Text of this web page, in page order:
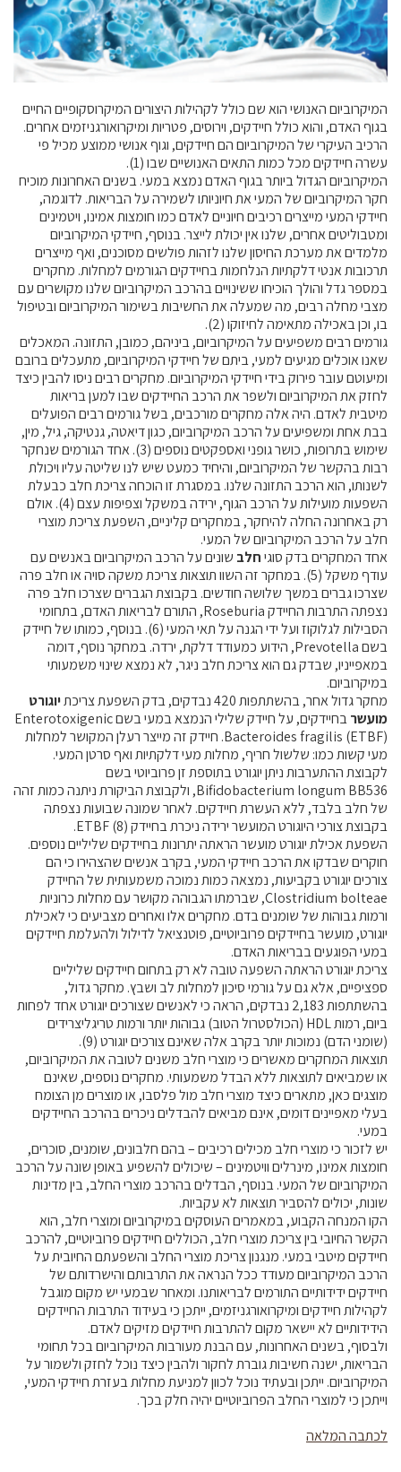
קול קורא ליצרנים חדשים – בקר / עיזים / כבשים
מכרזים
דרושים
צור קשר
חלב לכל המשפחה
אוכלים בכיף
משקים תיירותיים
פעילויות ומערכים
סיפורי המשקים
שעת סיפור
ראיונות
ערוץ היו-טיוב שלנו
קרנות מחקר
מידע מדעי על תזונה ובריאות
פרסומי מועצת החלב
סקירת מחקרים
חלב ומוצריו
רכיבים תזונתיים
חלב לכל גיל
בריאות העצם
חלב וספורט
מיתוסים נפוצים
אתר מקצועי לאנשי המקצוע
מאמרים על חלב
וובינרים לאנשי מקצוע
מידעונים
מחקרים
מתכונים
המיקרוביום האנושי הוא שם כולל לקהילות היצורים המיקרוסקופיים החיים
בגוף האדם, והוא כולל חיידקים, וירוסים, פטריות ומיקרואורגניזמים אחרים.
הרכיב העיקרי של המיקרוביום הם חיידקים, וגוף אנושי ממוצע מכיל פי
עשרה חיידקים מכל כמות התאים האנושיים שבו (1).
המיקרוביום הגדול ביותר בגוף האדם נמצא במעי. בשנים האחרונות מוכיח
חקר המיקרוביום של המעי את חיוניותו לשמירה על הבריאות. לדוגמה,
חיידקי המעי מייצרים רכיבים חיוניים לאדם כמו חומצות אמינו, ויטמינים
ומטבוליטים אחרים, שלנו אין יכולת לייצר. בנוסף, חיידקי המיקרוביום
מלמדים את מערכת החיסון שלנו לזהות פולשים מסוכנים, ואף מייצרים
תרכובות אנטי דלקתיות הנלחמות בחיידקים הגורמים למחלות. מחקרים
במספר גדל והולך הוכיחו ששינויים בהרכב המיקרוביום שלנו מקושרים עם
מצבי מחלה רבים, מה שמעלה את החשיבות בשימור המיקרוביום ובטיפול
בו, וכן באכילה מתאימה לחיזוקו (2).
גורמים רבים משפיעים על המיקרוביום, ביניהם, כמובן, התזונה. המאכלים
שאנו אוכלים מגיעים למעי, ביתם של חיידקי המיקרוביום, מתעכלים ברובם
ומיעוטם עובר פירוק בידי חיידקי המיקרוביום. מחקרים רבים ניסו להבין כיצד
לחזק את המיקרוביום ולשפר את הרכב החיידקים שבו למען בריאות
מיטבית לאדם. היה אלה מחקרים מורכבים, בשל גורמים רבים הפועלים
בבת אחת ומשפיעים על הרכב המיקרוביום, כגון דיאטה, גנטיקה, גיל, מין,
שימוש בתרופות, כושר גופני ואספקטים נוספים (3). אחד הגורמים שנחקר
רבות בהקשר של המיקרוביום, והיחיד כמעט שיש לנו שליטה עליו ויכולת
לשנותו, הוא הרכב התזונה שלנו. במסגרת זו הוכחה צריכת חלב כבעלת
השפעות מועילות על הרכב הגוף, ירידה במשקל וצפיפות עצם (4). אולם
רק באחרונה החלה להיחקר, במחקרים קליניים, השפעת צריכת מוצרי
חלב על הרכב המיקרוביום של המעי.
אחד המחקרים בדק סוגיחלב שונים על הרכב המיקרוביום באנשים עם
עודף משקל (5). במחקר זה השוו תוצאות צריכת משקה סויה או חלב פרה
שצרכו גברים במשך שלושה חודשים. בקבוצת הגברים שצרכו חלב פרה
נצפתה התרבות החיידק Roseburia, התורם לבריאות האדם, בתחומי
הסבילות לגלוקוז ועל ידי הגנה על תאי המעי (6). בנוסף, כמותו של חיידק
בשם Prevotella, הידוע כמעודד דלקת, ירדה. במחקר נוסף, דומה
במאפייניו, שבדק גם הוא צריכת חלב ניגר, לא נמצא שינוי משמעותי
במיקרוביום.
מחקר גדול אחר, בהשתתפות 420 נבדקים, בדק השפעת צריכת
יוגורט
מועשר
בחיידקים, על חיידק שלילי הנמצא במעי בשם Enterotoxigenic
Bacteroides fragilis (ETBF). חיידק זה מייצר רעלן המקושר למחלות
מעי קשות כמו: שלשול חריף, מחלות מעי דלקתיות ואף סרטן המעי.
לקבוצת ההתערבות ניתן יוגורט בתוספת זן פרוביוטי בשם
Bifidobacterium longum BB536, ולקבוצת הביקורת ניתנה כמות זהה
של חלב בלבד, ללא העשרת חיידקים. לאחר שמונה שבועות נצפתה
בקבוצת צורכי היוגורט המועשר ירידה ניכרת בחיידק ETBF (8).
השפעת אכילת יוגורט מועשר הראתה יתרונות בחיידקים שליליים נוספים.
חוקרים שבדקו את הרכב חיידקי המעי, בקרב אנשים שהצהירו כי הם
צורכים יוגורט בקביעות, נמצאה כמות נמוכה משמעותית של החיידק
Clostridium bolteae, שברמתו הגבוהה מקושר עם מחלות כרוניות
ורמות גבוהות של שומנים בדם. מחקרים אלו ואחרים מצביעים כי לאכילת
יוגורט, מועשר בחיידקים פרוביוטיים, פוטנציאל לדילול ולהעלמת חיידקים
במעי הפוגעים בבריאות האדם.
צריכת יוגורט הראתה השפעה טובה לא רק בתחום חיידקים שליליים
ספציפיים, אלא גם על גורמי סיכון למחלות לב ושבץ. מחקר גדול,
בהשתתפות 2,183 נבדקים, הראה כי לאנשים שצורכים יוגורט אחד לפחות
ביום, רמות HDL (הכולסטרול הטוב) גבוהות יותר ורמות טריגליצרידים
(שומני הדם) נמוכות יותר בקרב אלה שאינם צורכים יוגורט (9).
תוצאות המחקרים מאשרים כי מוצרי חלב משנים לטובה את המיקרוביום,
או שמביאים לתוצאות ללא הבדל משמעותי. מחקרים נוספים, שאינם
מוצגים כאן, מתארים כיצד מוצרי חלב מול פלסבו, או מוצרים מן הצומח
בעלי מאפיינים דומים, אינם מביאים להבדלים ניכרים בהרכב החיידקים
במעי.
יש לזכור כי מוצרי חלב מכילים רכיבים – בהם חלבונים, שומנים, סוכרים,
חומצות אמינו, מינרלים וויטמינים – שיכולים להשפיע באופן שונה על הרכב
המיקרוביום של המעי. בנוסף, הבדלים בהרכב מוצרי החלב, בין מדינות
שונות, יכולים להסביר תוצאות לא עקביות.
הקו המנחה הקבוע, במאמרים העוסקים במיקרוביום ומוצרי חלב, הוא
הקשר החיובי בין צריכת מוצרי חלב, הכוללים חיידקים פרוביוטיים, להרכב
חיידקים מיטבי במעי. מנגנון צריכת מוצרי החלב והשפעתם החיובית על
הרכב המיקרוביום מעודד ככל הנראה את התרבותם והישרדותם של
חיידקים ידידותיים התורמים לבריאותנו. ומאחר שבמעי יש מקום מוגבל
לקהילות חיידקים ומיקרואורגניזמים, ייתכן כי בעידוד התרבות החיידקים
הידידותיים לא יישאר מקום להתרבות חיידקים מזיקים לאדם.
ולבסוף, בשנים האחרונות, עם הבנת מעורבות המיקרוביום בכל תחומי
הבריאות, ישנה חשיבות גוברת לחקור ולהבין כיצד נוכל לחזק ולשמור על
המיקרוביום. ייתכן ובעתיד נוכל לכוון למניעת מחלות בעזרת חיידקי המעי,
וייתכן כי למוצרי החלב הפרוביוטיים יהיה חלק בכך.
לכתבה המלאה